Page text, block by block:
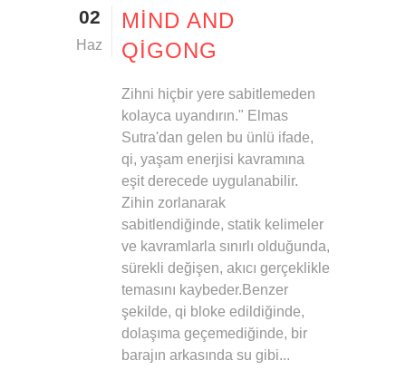
02
Haz
MIND AND
QİGONG
Zihni hiçbir yere sabitlemeden
kolayca uyandırın." Elmas
Sutra'dan gelen bu ünlü ifade,
qi, yaşam enerjisi kavramına
eşit derecede uygulanabilir.
Zihin zorlanarak
sabitlendiğinde, statik kelimeler
ve kavramlarla sınırlı olduğunda,
sürekli değişen, akıcı gerçeklikle
temasını kaybeder.Benzer
şekilde, qi bloke edildiğinde,
dolaşıma geçemediğinde, bir
barajın arkasında su gibi...